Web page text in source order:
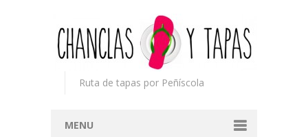
Ruta de tapas por Peñíscola
MENU